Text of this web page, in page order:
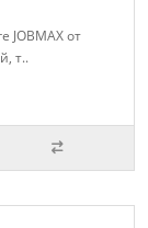
JOBMAX от
т..